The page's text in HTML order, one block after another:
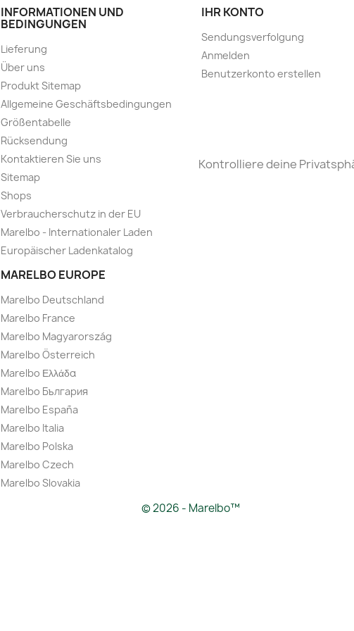
INFORMATIONEN UND
BEDINGUNGEN
Lieferung
Über uns
Produkt Sitemap
Allgemeine Geschäftsbedingungen
Größentabelle
Rücksendung
Kontaktieren Sie uns
Sitemap
Shops
Verbraucherschutz in der EU
Marelbo - Internationaler Laden
Europäischer Ladenkatalog
MARELBO EUROPE
Marelbo Deutschland
Marelbo France
Marelbo Magyarország
Marelbo Österreich
Marelbo Ελλάδα
Marelbo България
Marelbo España
Marelbo Italia
Marelbo Polska
Marelbo Czech
Marelbo Slovakia
IHR KONTO
Sendungsverfolgung
Anmelden
Benutzerkonto erstellen
Kontrolliere deine
© 2026 - Marelbo™